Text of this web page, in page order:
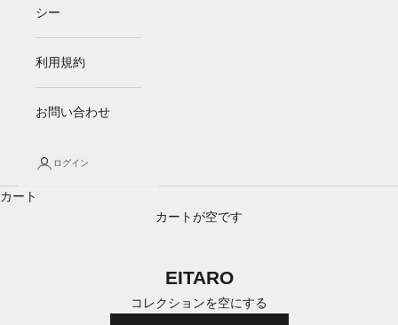
シー
利用規約
お問い合わせ
ログイン
カート
カートが空です
相反する時間軸を願いを込めて自由に落とし込んだ
コンセプチュアルな服作りを信条とする。
2023年 香蘭ファッションデザイン専門学校ファッションデザイ
同年 在学中にエントリーしていた第97回装苑賞 並びに
EITARO
コレクションを空にする